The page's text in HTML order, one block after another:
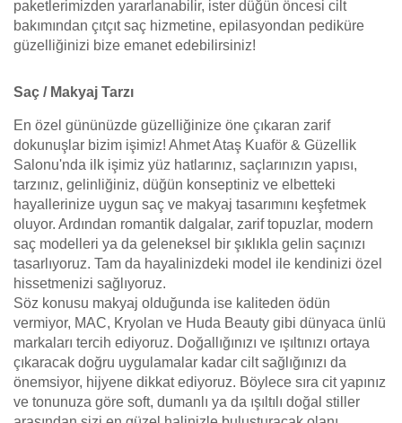
paketlerimizden yararlanabilir, ister düğün öncesi cilt
bakımından çıtçıt saç hizmetine, epilasyondan pediküre
güzelliğinizi bize emanet edebilirsiniz!
Saç / Makyaj Tarzı
En özel gününüzde güzelliğinize öne çıkaran zarif
dokunuşlar bizim işimiz! Ahmet Ataş Kuaför & Güzellik
Salonu'nda ilk işimiz yüz hatlarınız, saçlarınızın yapısı,
tarzınız, gelinliğiniz, düğün konseptiniz ve elbetteki
hayallerinize uygun saç ve makyaj tasarımını keşfetmek
oluyor. Ardından romantik dalgalar, zarif topuzlar, modern
saç modelleri ya da geleneksel bir şıklıkla gelin saçınızı
tasarlıyoruz. Tam da hayalinizdeki model ile kendinizi özel
hissetmenizi sağlıyoruz.
Söz konusu makyaj olduğunda ise kaliteden ödün
vermiyor, MAC, Kryolan ve Huda Beauty gibi dünyaca ünlü
markaları tercih ediyoruz. Doğallığınızı ve ışıltınızı ortaya
çıkaracak doğru uygulamalar kadar cilt sağlığınızı da
önemsiyor, hijyene dikkat ediyoruz. Böylece sıra cit yapınız
ve tonunuza göre soft, dumanlı ya da ışıltılı doğal stiller